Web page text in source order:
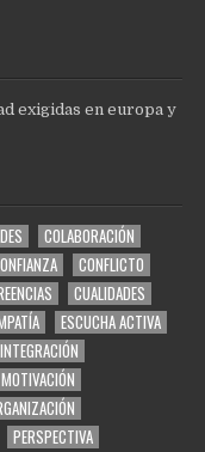
exigidas en europa y
COLABORACIÓN
CONFLICTO
CUALIDADES
ESCUCHA ACTIVA
INTEGRACIÓN
MOTIVACIÓN
PERSPECTIVA